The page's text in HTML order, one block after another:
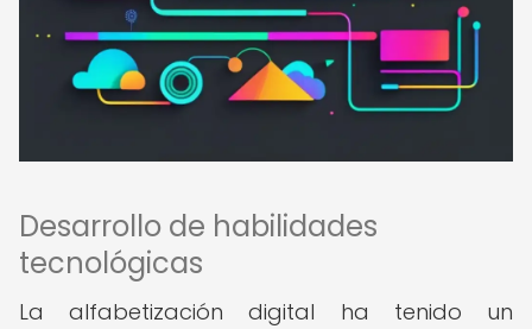
Desarrollo de habilidades
tecnológicas
La alfabetización digital ha tenido un